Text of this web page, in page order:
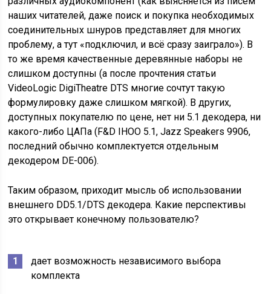
наших читателей, даже поиск и покупка необходимых
соединительных шнуров представляет для многих
проблему, а тут «подключил, и всё сразу заиграло»). В
то же время качественные деревянные наборы не
слишком доступны (а после прочтения статьи
VideoLogic DigiTheatre DTS многие сочтут такую
формулировку даже слишком мягкой). В других,
доступных покупателю по цене, нет ни 5.1 декодера, ни
какого-либо ЦАПа (F&D IHOO 5.1, Jazz Speakers 9906,
последний обычно комплектуется отдельным
декодером DE-006).
Таким образом, приходит мысль об использовании
внешнего DD5.1/DTS декодера. Какие перспективы
это открывает конечному пользователю?
дает возможность независимого выбора
комплекта